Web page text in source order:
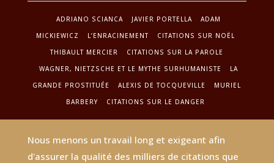
ADRIANO SCIANCA JAVIER PORTELLA
ADAM
MICKIEWICZ
L’ENRACINEMENT
CITATIONS SUR NOËL
THIBAULT MERCIER
CITATIONS SUR LA PAROLE
WAGNER, NIETZSCHE ET LE MYTHE SURHUMANISTE
LA
GRANDE PROSTITUÉE
ALEXIS DE TOCQUEVILLE
MURIEL
BARBERY
CITATIONS SUR LE DANGER
Nous menons un travail long et exigeant afin
d'assurer la qualité des milliers de citations que